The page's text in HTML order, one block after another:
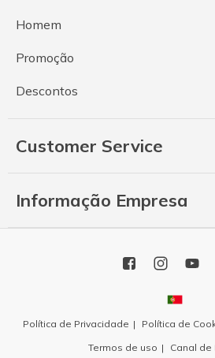
Homem
Promoção
Descontos
Customer Service
Informação Empresa
Política de Privacidade Política de
Termos de uso
Canal de